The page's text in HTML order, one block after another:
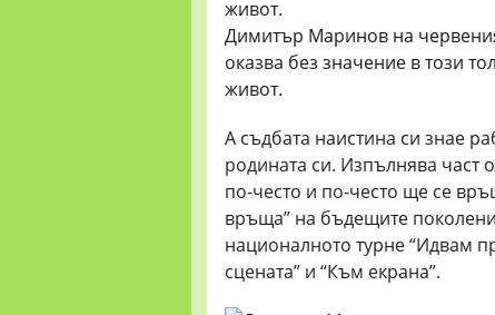
Димитър Маринов на
оказва без значение в този
живот.
А съдбата наистина си знае
родината си. Изпълнява част
по-често и по-често ще се
връща” на бъдещите
националното турне “Идвам
сцената” и “Към екрана”.